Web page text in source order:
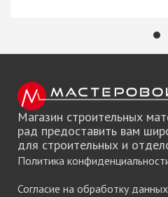
Магазин строительных
рад предоставить вам
для строительных и
Политика
Согласие на обработку данных